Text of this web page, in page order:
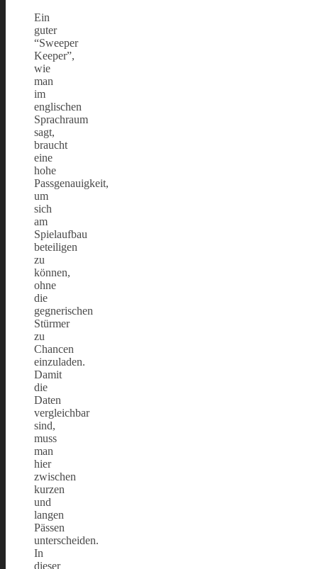
Ein
guter
“Sweeper
Keeper”,
wie
man
im
englischen
Sprachraum
sagt,
braucht
eine
hohe
Passgenauigkeit,
um
sich
am
Spielaufbau
beteiligen
zu
können,
ohne
die
gegnerischen
Stürmer
zu
Chancen
einzuladen.
Damit
die
Daten
vergleichbar
sind,
muss
man
hier
zwischen
kurzen
und
langen
Pässen
unterscheiden.
In
dieser